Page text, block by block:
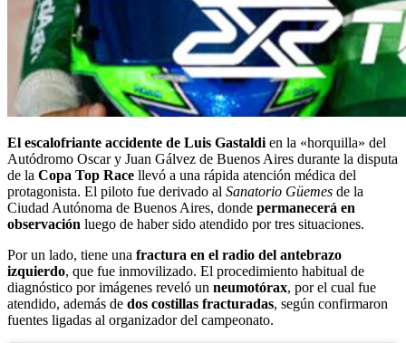
El escalofriante accidente de Luis Gastaldi en la «horquilla» del
Autódromo Oscar y Juan Gálvez de Buenos Aires durante la disputa
de la Copa Top Race llevó a una rápida atención médica del
protagonista. El piloto fue derivado al Sanatorio Güemes de la
Ciudad Autónoma de Buenos Aires, donde permanecerá en
observación luego de haber sido atendido por tres situaciones.
Por un lado, tiene una fractura en el radio del antebrazo
izquierdo, que fue inmovilizado. El procedimiento habitual de
diagnóstico por imágenes reveló un neumotórax, por el cual fue
atendido, además de dos costillas fracturadas, según confirmaron
fuentes ligadas al organizador del campeonato.